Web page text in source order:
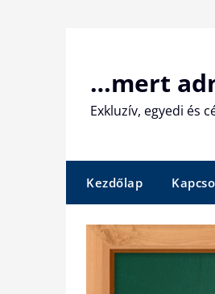
…mert
Exkluzív, egyedi és
Kezdőlap